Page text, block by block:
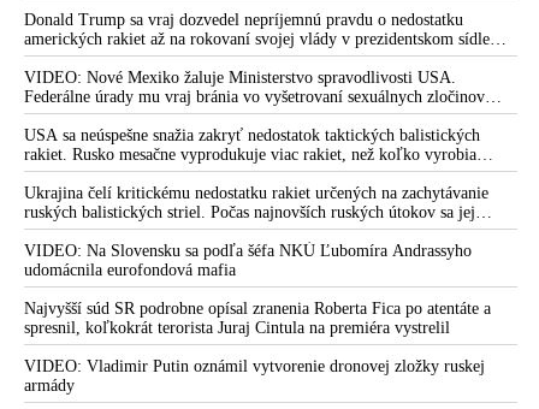
Donald Trump sa vraj dozvedel nepríjemnú pravdu o nedostatku
amerických rakiet až na rokovaní svojej vlády v prezidentskom sídle
Camp David v Marylande, a preto musel odložiť plánované útoky na
Irán. Prezident USA sa pre to údajne pohádal so šéfom Pentagónu, lebo
bol presvedčený o opaku
VIDEO: Nové Mexiko žaluje Ministerstvo spravodlivosti USA.
Federálne úrady mu vraj bránia vo vyšetrovaní sexuálnych zločinov
organizátora pedofilnej siete Jeffreyho Epsteina. Ten mal nariadiť, aby
dve dievčatá zo zahraničia, ktoré boli uškrtené počas drsného
fetišistického sexu, pochovali v blízkosti jeho ranča v tomto americkom
štáte
USA sa neúspešne snažia zakryť nedostatok taktických balistických
rakiet. Rusko mesačne vyprodukuje viac rakiet, než koľko vyrobia
všetci producenti systémov Patriot dohromady
Ukrajina čelí kritickému nedostatku rakiet určených na zachytávanie
ruských balistických striel. Počas najnovších ruských útokov sa jej
nepodarilo zostreliť ani jednu. Volodymyr Zelenskyj sa v zúfalstve snaží
prostredníctvom NATO zabezpečiť ich dodávky
VIDEO: Na Slovensku sa podľa šéfa NKÚ Ľubomíra Andrassyho
udomácnila eurofondová mafia
Najvyšší súd SR podrobne opísal zranenia Roberta Fica po atentáte a
spresnil, koľkokrát terorista Juraj Cintula na premiéra vystrelil
VIDEO: Vladimir Putin oznámil vytvorenie dronovej zložky ruskej
armády